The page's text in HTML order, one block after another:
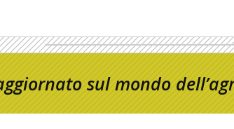
sul mondo